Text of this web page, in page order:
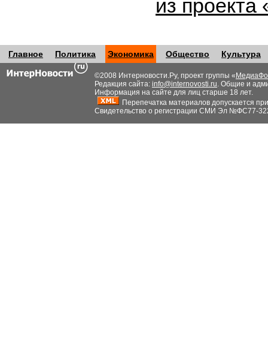
из
Главное Политика Экономика Общество Культура
©2008 Интерновости.Ру, проект группы «
Редакция сайта: info@internovosti.ru. Общие и
Информация на сайте для лиц старше 18 лет.
Перепечатка материалов допускается
Свидетельство о регистрации СМИ Эл №ФС77-